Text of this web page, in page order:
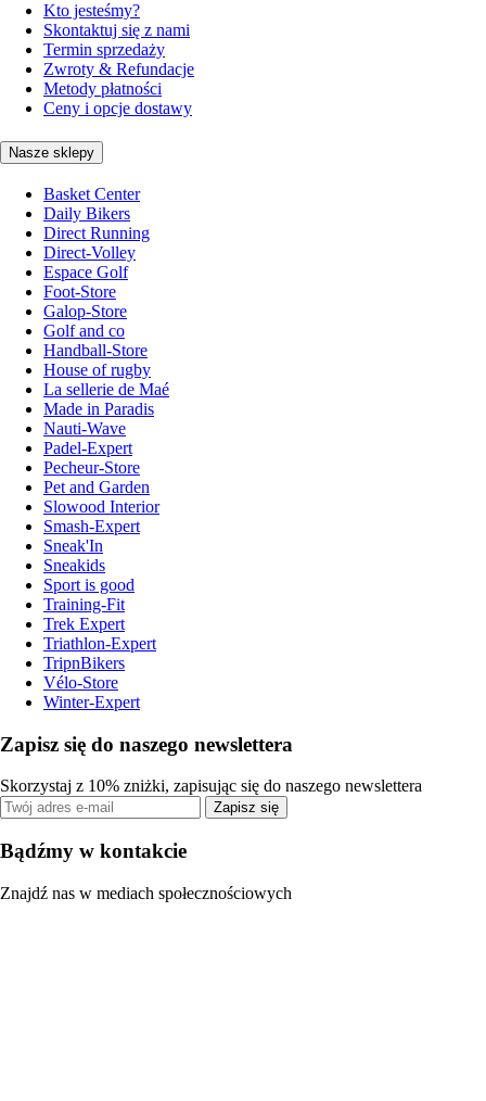
Kto jesteśmy?
Skontaktuj się z nami
Termin sprzedaży
Zwroty & Refundacje
Metody płatności
Ceny i opcje dostawy
Nasze sklepy
Basket Center
Daily Bikers
Direct Running
Direct-Volley
Espace Golf
Foot-Store
Galop-Store
Golf and co
Handball-Store
House of rugby
La sellerie de Maé
Made in Paradis
Nauti-Wave
Padel-Expert
Pecheur-Store
Pet and Garden
Slowood Interior
Smash-Expert
Sneak'In
Sneakids
Sport is good
Training-Fit
Trek Expert
Triathlon-Expert
TripnBikers
Vélo-Store
Winter-Expert
Zapisz się do naszego newslettera
Skorzystaj z 10% zniżki, zapisując się do naszego newslettera
Zapisz się
Bądźmy w kontakcie
Znajdź nas w mediach społecznościowych